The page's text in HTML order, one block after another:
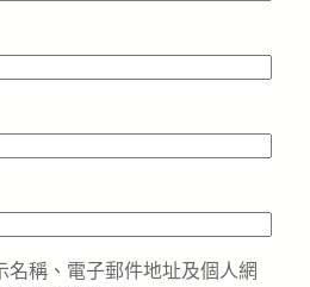
名稱、電子郵件地址及個人網